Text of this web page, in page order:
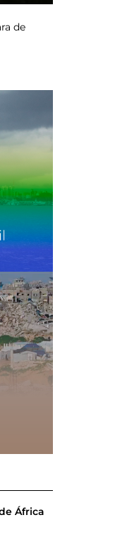
de
África